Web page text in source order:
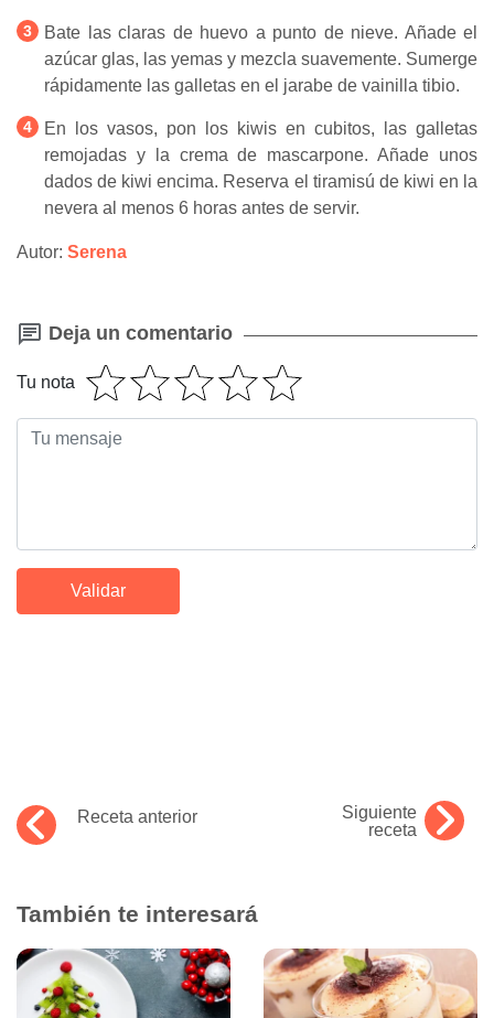
Bate las claras de huevo a punto de nieve. Añade el
azúcar glas, las yemas y mezcla suavemente. Sumerge
rápidamente las galletas en el jarabe de vainilla tibio.
En los vasos, pon los kiwis en cubitos, las galletas
remojadas y la crema de mascarpone. Añade unos
dados de kiwi encima. Reserva el tiramisú de kiwi en la
nevera al menos 6 horas antes de servir.
Autor: Serena
Deja un comentario
Tu nota
Receta anterior
Siguiente
receta
También te interesará